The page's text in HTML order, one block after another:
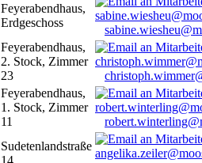
Feyerabendhaus,
Erdgeschoss
Feyerabendhaus,
2. Stock, Zimmer
23
Feyerabendhaus,
1. Stock, Zimmer
11
Sudetenlandstraße
14